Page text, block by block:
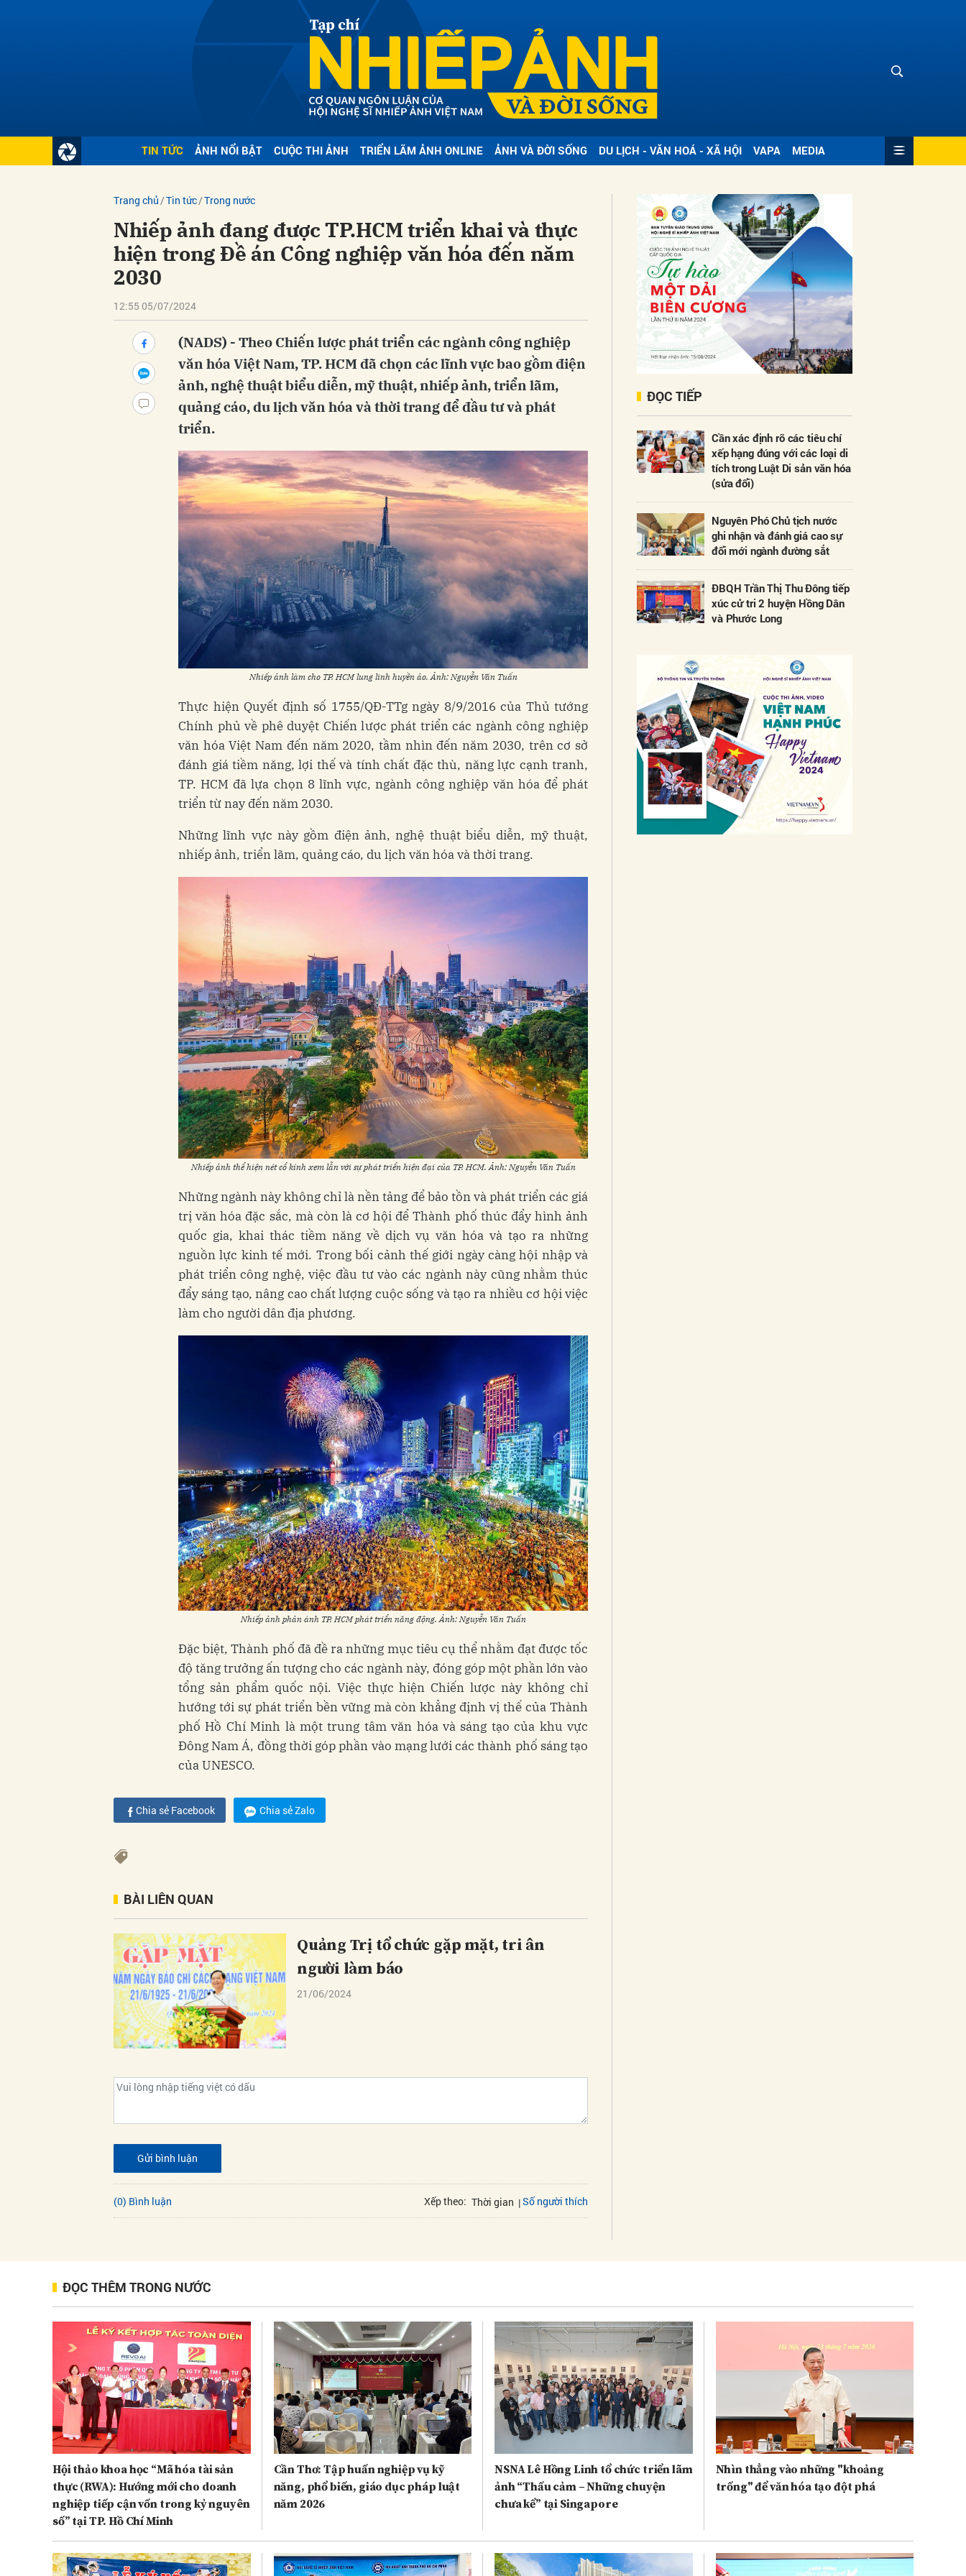
TIN TỨC ẢNH NỔI BẬT CUỘC THI ẢNH TRIỂN LÃM ẢNH ONLINE ẢNH VÀ ĐỜI SỐNG DU LỊCH - VĂN HOÁ - XÃ HỘI VAPA MEDIA
Trang chủ Tin tức Trong nước
Nhiếp ảnh đang được TP.HCM triển khai và thực
hiện trong Đề án Công nghiệp văn hóa đến năm
2030
12:55 05/07/2024
(NADS) - Theo Chiến lược phát triển các ngành công nghiệp
văn hóa Việt Nam, TP. HCM đã chọn các lĩnh vực bao gồm điện
ảnh, nghệ thuật biểu diễn, mỹ thuật, nhiếp ảnh, triển lãm,
quảng cáo, du lịch văn hóa và thời trang để đầu tư và phát
triển.
Nhiếp ảnh làm cho TP. HCM lung linh huyền ảo. Ảnh: Nguyễn Văn Tuấn
Thực hiện Quyết định số 1755/QĐ-TTg ngày 8/9/2016 của Thủ tướng
Chính phủ về phê duyệt Chiến lược phát triển các ngành công nghiệp
văn hóa Việt Nam đến năm 2020, tầm nhìn đến năm 2030, trên cơ sở
đánh giá tiềm năng, lợi thế và tính chất đặc thù, năng lực cạnh tranh,
TP. HCM đã lựa chọn 8 lĩnh vực, ngành công nghiệp văn hóa để phát
triển từ nay đến năm 2030.
Những lĩnh vực này gồm điện ảnh, nghệ thuật biểu diễn, mỹ thuật,
nhiếp ảnh, triển lãm, quảng cáo, du lịch văn hóa và thời trang.
Nhiếp ảnh thể hiện nét cổ kính xem lẫn với sự phát triển hiện đại của TP. HCM. Ảnh: Nguyễn Văn Tuấn
Những ngành này không chỉ là nền tảng để bảo tồn và phát triển các giá
trị văn hóa đặc sắc, mà còn là cơ hội để Thành phố thúc đẩy hình ảnh
quốc gia, khai thác tiềm năng về dịch vụ văn hóa và tạo ra những
nguồn lực kinh tế mới. Trong bối cảnh thế giới ngày càng hội nhập và
phát triển công nghệ, việc đầu tư vào các ngành này cũng nhằm thúc
đẩy sáng tạo, nâng cao chất lượng cuộc sống và tạo ra nhiều cơ hội việc
làm cho người dân địa phương.
Nhiếp ảnh phản ánh TP. HCM phát triển năng động. Ảnh: Nguyễn Văn Tuấn
Đặc biệt, Thành phố đã đề ra những mục tiêu cụ thể nhằm đạt được tốc
độ tăng trưởng ấn tượng cho các ngành này, đóng góp một phần lớn vào
tổng sản phẩm quốc nội. Việc thực hiện Chiến lược này không chỉ
hướng tới sự phát triển bền vững mà còn khẳng định vị thế của Thành
phố Hồ Chí Minh là một trung tâm văn hóa và sáng tạo của khu vực
Đông Nam Á, đồng thời góp phần vào mạng lưới các thành phố sáng tạo
của UNESCO.
Chia sẻ Facebook Chia sẻ Zalo
BÀI LIÊN QUAN
Quảng Trị tổ chức gặp mặt, tri ân
người làm báo
21/06/2024
Gửi bình luận
(0) Bình luận Xếp theo: Thời gian Số người thích
ĐỌC TIẾP
Cần xác định rõ các tiêu chí
xếp hạng đúng với các loại di
tích trong Luật Di sản văn hóa
(sửa đổi)
Nguyên Phó Chủ tịch nước
ghi nhận và đánh giá cao sự
đổi mới ngành đường sắt
ĐBQH Trần Thị Thu Đông tiếp
xúc cử tri 2 huyện Hồng Dân
và Phước Long
ĐỌC THÊM TRONG NƯỚC
Hội thảo khoa học “Mã hóa tài sản
thực (RWA): Hướng mới cho doanh
nghiệp tiếp cận vốn trong kỷ nguyên
số” tại TP. Hồ Chí Minh
Cần Thơ: Tập huấn nghiệp vụ kỹ
năng, phổ biến, giáo dục pháp luật
năm 2026
NSNA Lê Hồng Linh tổ chức triển lãm
ảnh “Thấu cảm – Những chuyện
chưa kể” tại Singapore
Nhìn thẳng vào những "khoảng
trống" để văn hóa tạo đột phá
Gửi bình luận
Gửi